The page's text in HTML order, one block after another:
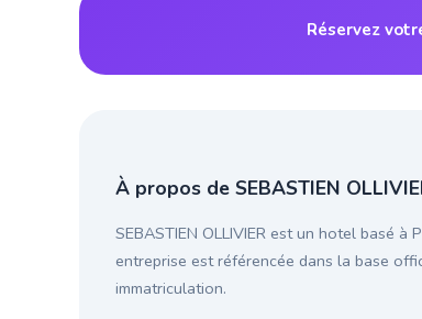
Réservez
À propos de SEBASTIEN
SEBASTIEN OLLIVIER est un hotel basé
entreprise est référencée dans la base
immatriculation.